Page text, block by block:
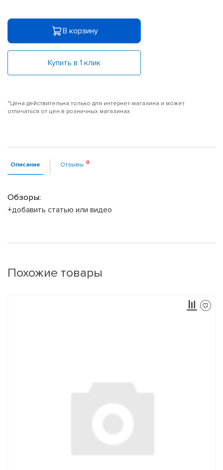
В корзину
Купить в 1 клик
*Цена действительна только для интернет-магазина и может
отличаться от цен в розничных магазинах
Описание Отзывы
Обзоры:
+добавить статью или видео
Похожие товары